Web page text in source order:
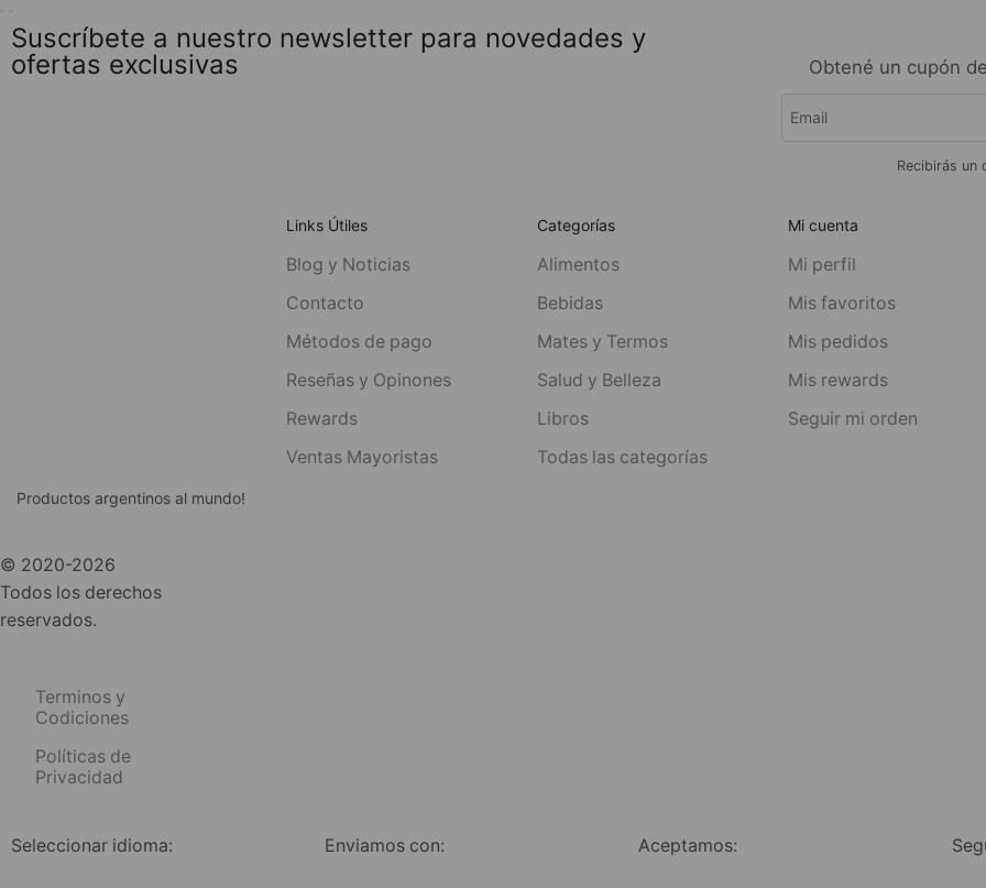
Suscríbete a nuestro newsletter para novedades y
ofertas exclusivas
Obtené un cupón
Recibirás un
Productos argentinos al mundo!
© 2020-2026
Todos los derechos
reservados.
Terminos y
Codiciones
Políticas de
Privacidad
Links Útiles
Blog y Noticias
Contacto
Métodos de pago
Reseñas y Opinones
Rewards
Ventas Mayoristas
Categorías
Alimentos
Bebidas
Mates y Termos
Salud y Belleza
Libros
Todas las categorías
Mi cuenta
Mi perfil
Mis favoritos
Mis pedidos
Mis rewards
Seguir mi orden
Seleccionar idioma: Enviamos con: Aceptamos: